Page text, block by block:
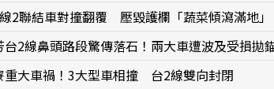
2聯結車對撞翻覆 壓毀護欄「蔬菜傾瀉滿地」
台2線鼻頭路段驚傳落石！兩大車遭波及受損
重大車禍！3大型車相撞 台2線雙向封閉